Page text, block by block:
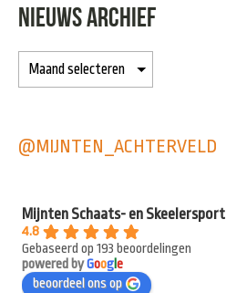
NIEUWS ARCHIEF
@MIJNTEN_ACHTERVELD
Mijnten Schaats- en Skeelersport
4.8
Gebaseerd op 193 beoordelingen
powered byGooge
beoordeel ons op